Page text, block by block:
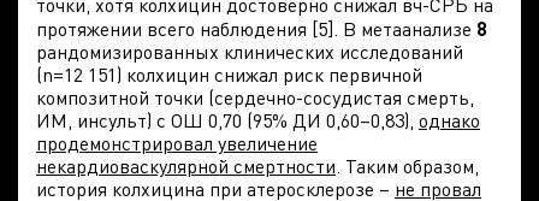
точки, хотя колхицин достоверно снижал вч-СРБ на
протяжении всего наблюдения [5]. В метаанализе 8
рандомизированных клинических исследований
(n=12 151) колхицин снижал риск первичной
композитной точки (сердечно-сосудистая смерть,
ИМ, инсульт) с ОШ 0,70 (95% ДИ 0,60–0,83), однако
продемонстрировал увеличение
некардиоваскулярной смертности. Таким образом,
история колхицина при атеросклерозе – не провал